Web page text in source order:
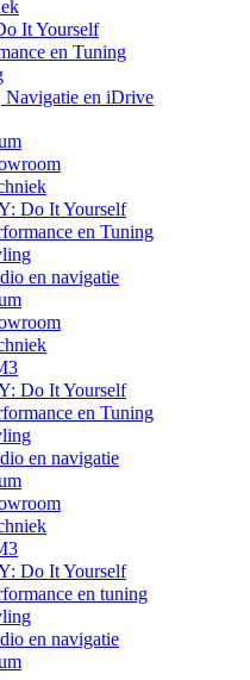
It Yourself
en Tuning
en iDrive
Do It Yourself
en Tuning
en navigatie
Do It Yourself
en Tuning
en navigatie
Do It Yourself
en tuning
en navigatie